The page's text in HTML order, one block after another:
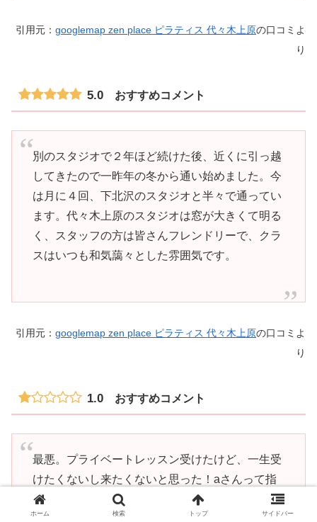
引用元： googlemap zen place ピラティス 代々木上原の口コミよ
り
5.0おすすめコメント
別のスタジオで２年ほど続けた後、近くに引っ越
してきたので一昨年の冬から通い始めました。今
は月に４回、下北沢のスタジオと半々で通ってい
ます。代々木上原のスタジオは窓が大きくて明る
く、スタッフの方は皆さんフレンドリーで、クラ
スはいつも和気藹々とした雰囲気です。
引用元： googlemap zen place ピラティス 代々木上原の口コミよ
り
1.0おすすめコメント
最悪。プライベートレッスン受けたけど、一生受
けたくないし来たくないと思った！aさんって指
導の人苦笑い多すぎて無理。今まで受けたレッス
ンで一番つまらないし、指導内容も？？？って感
ホーム 検索 トップ サイドバー